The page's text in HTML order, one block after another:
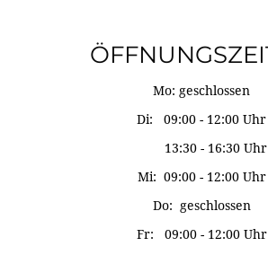
Mo: geschlossen
Di: 09:00 - 12:00 Uhr
13:30 - 16:30 Uhr
Mi: 09:00 - 12:00 Uhr
Do: geschlossen
Fr: 09:00 - 12:00 Uhr